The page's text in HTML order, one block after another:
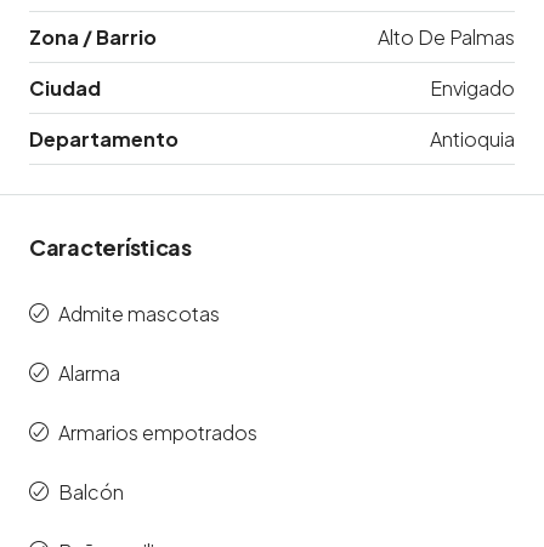
Zona / Barrio
Alto De Palmas
Ciudad
Envigado
Departamento
Antioquia
Características
Admite mascotas
Alarma
Armarios empotrados
Balcón